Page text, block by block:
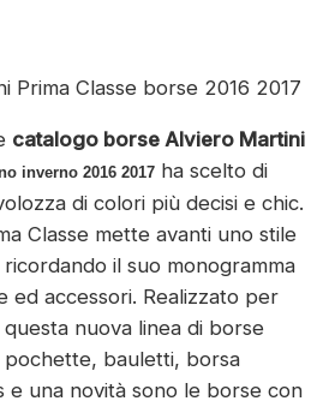
Prima Classe borse 2016 2017
catalogo borse Alviero Martini
inverno 2016 2017 ha scelto di
di colori più decisi e chic.
Classe mette avanti uno stile
il suo monogramma
ed accessori. Realizzato per
nuova linea di borse
bauletti, borsa
e una novità sono le borse con